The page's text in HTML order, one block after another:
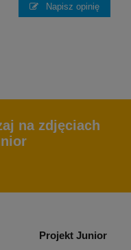
Napisz opinię
na zdjęciach
Projekt Junior